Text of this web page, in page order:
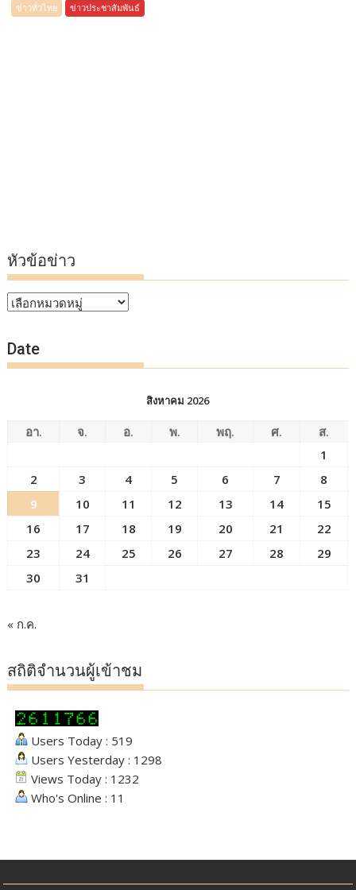
ข่าวทั่วไทย ข่าวประชาสัมพันธ์
หัวข้อข่าว
หัวข้อ
Date
สิงหาคม 2026
อา. จ. อ. พ. พฤ. ศ.
ส.
1
2
3 4 5 6 7
8
9
10 11 12 13 14
15
16
17 18 19 20 21
22
23
24 25 26 27 28
29
30
31
« ก.ค.
สถิติจำนวนผู้เข้าชม
Users Today : 519
Users Yesterday : 1298
Views Today : 1232
Who's Online : 11